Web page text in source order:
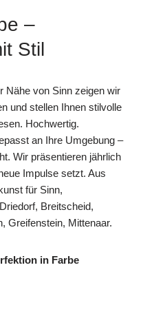
–
Stil
Nähe von Sinn zeigen wir
und stellen Ihnen stilvolle
Hochwertig.
an Ihre Umgebung –
Wir präsentieren jährlich
Impulse setzt. Aus
für Sinn,
Breitscheid,
Greifenstein, Mittenaar.
in Farbe